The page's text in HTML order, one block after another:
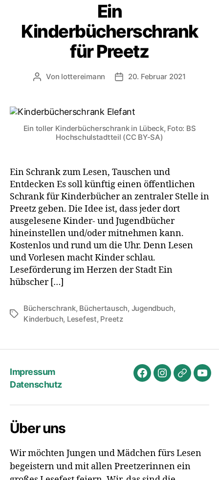
Ein
Kinderbücherschrank
für Preetz
Beitragsautor
Von lottereimann Veröffentlichungsdatum
20. Februar 2021
Ein toller Kinderbücherschrank in Lübeck, Foto: BS
Hochschulstadtteil (CC BY-SA)
Ein Schrank zum Lesen, Tauschen und
Entdecken Es soll künftig einen öffentlichen
Schrank für Kinderbücher an zentraler Stelle in
Preetz geben. Die Idee ist, dass jeder dort
ausgelesene Kinder- und Jugendbücher
hineinstellen und/oder mitnehmen kann.
Kostenlos und rund um die Uhr. Denn Lesen
und Vorlesen macht Kinder schlau.
Leseförderung im Herzen der Stadt Ein
hübscher […]
Schlagwörter
Bücherschrank, Büchertausch, Jugendbuch,
Kinderbuch, Lesefest, Preetz
Impressum
Datenschutz
FacebookInstagram
E-
Über uns
Wir möchten Jungen und Mädchen fürs Lesen
begeistern und mit allen Preetzerinnen ein